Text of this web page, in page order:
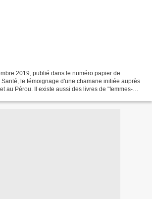
2019, publié dans le numéro papier de
le témoignage d'une chamane initiée auprès
au Pérou. Il existe aussi des livres de "femmes-